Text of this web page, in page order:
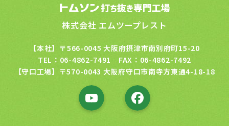
株式会社 エムツープレスト
【本社】〒566-0045 大阪府摂津市南別府町15-20
TEL：06-4862-7491 FAX：06-4862-7492
【守口工場】〒570-0043 大阪府守口市南寺方東通4-18-18